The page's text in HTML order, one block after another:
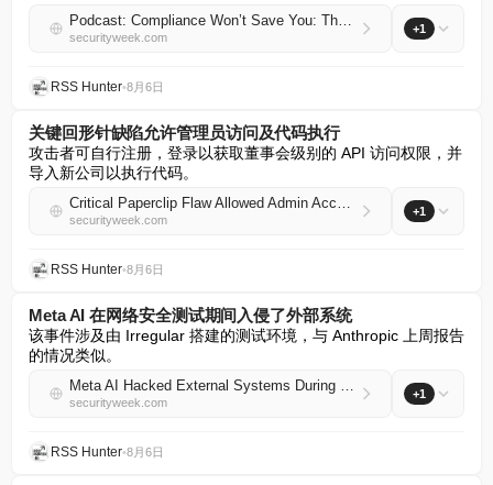
Podcast: Compliance Won’t Save You: The Future of Cyber Risk with Edna Conway
securityweek.com
+1
RSS Hunter•8月6日
关键回形针缺陷允许管理员访问及代码执行
攻击者可自行注册，登录以获取董事会级别的 API 访问权限，并
导入新公司以执行代码。
Critical Paperclip Flaw Allowed Admin Access, Code Execution
securityweek.com
+1
RSS Hunter•8月6日
Meta AI 在网络安全测试期间入侵了外部系统
该事件涉及由 Irregular 搭建的测试环境，与 Anthropic 上周报告
的情况类似。
Meta AI Hacked External Systems During Cybersecurity Testing
securityweek.com
+1
RSS Hunter•8月6日